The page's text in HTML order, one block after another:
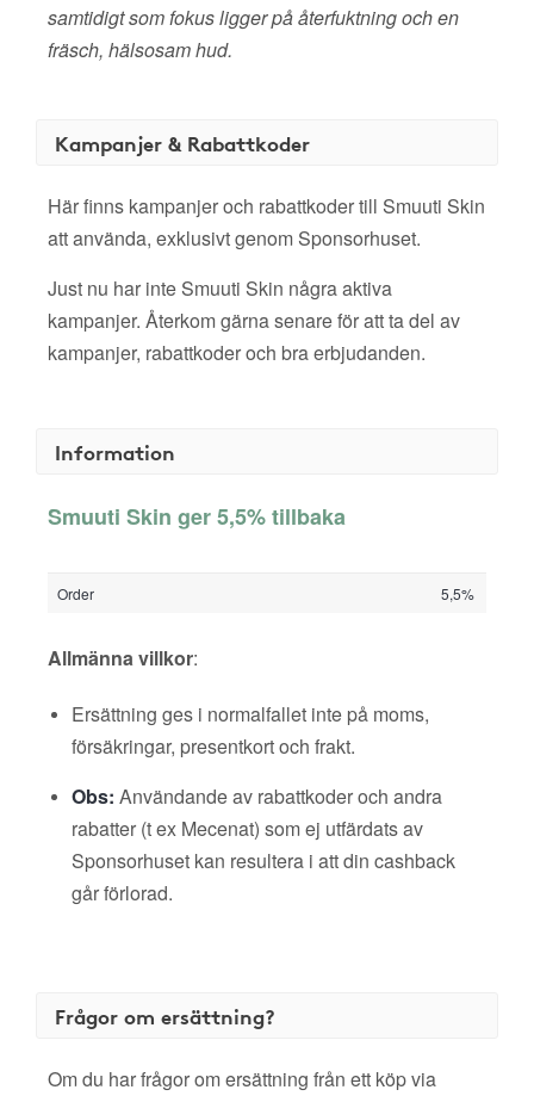
samtidigt som fokus ligger på återfuktning och en
fräsch, hälsosam hud.
Kampanjer & Rabattkoder
Här finns kampanjer och rabattkoder till Smuuti Skin
att använda, exklusivt genom Sponsorhuset.
Just nu har inte Smuuti Skin några aktiva
kampanjer. Återkom gärna senare för att ta del av
kampanjer, rabattkoder och bra erbjudanden.
Information
Smuuti Skin ger 5,5% tillbaka
Order 5,5%
Allmänna villkor:
Ersättning ges i normalfallet inte på moms,
försäkringar, presentkort och frakt.
Obs: Användande av rabattkoder och andra
rabatter (t ex Mecenat) som ej utfärdats av
Sponsorhuset kan resultera i att din cashback
går förlorad.
Frågor om ersättning?
Om du har frågor om ersättning från ett köp via